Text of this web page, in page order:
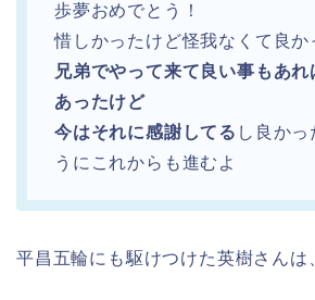
歩夢おめでとう！
惜しかったけど怪我なくて良か
兄弟でやって来て良い事もあれ
あったけど
今はそれに感謝してる し良かっ
うにこれからも進むよ
平昌五輪にも駆けつけた英樹さんは